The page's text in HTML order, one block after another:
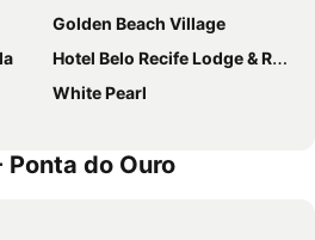
Golden Beach Village
Hotel Belo Recife Lodge & Resort
White Pearl
do Ouro